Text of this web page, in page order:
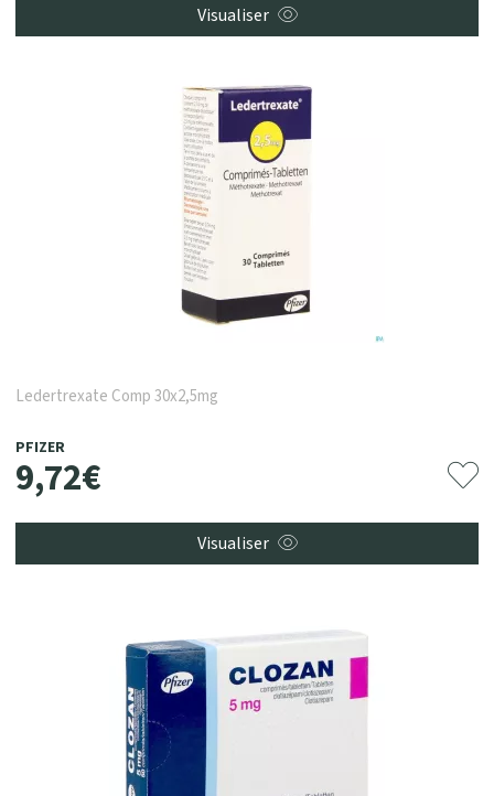
Visualiser
Ledertrexate Comp 30x2,5mg
PFIZER
9,72€
Visualiser